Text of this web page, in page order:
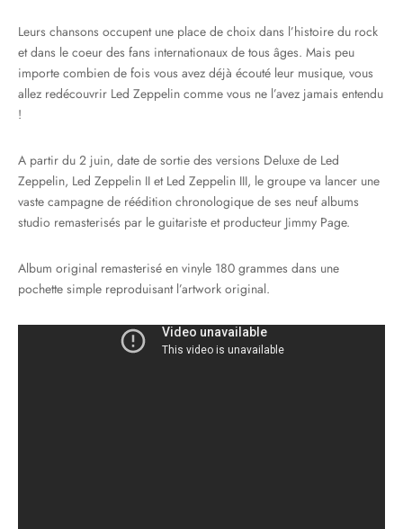
Leurs chansons occupent une place de choix dans l’histoire du rock
et dans le coeur des fans internationaux de tous âges. Mais peu
importe combien de fois vous avez déjà écouté leur musique, vous
allez redécouvrir Led Zeppelin comme vous ne l’avez jamais entendu
!
A partir du 2 juin, date de sortie des versions Deluxe de Led
Zeppelin, Led Zeppelin II et Led Zeppelin III, le groupe va lancer une
vaste campagne de réédition chronologique de ses neuf albums
studio remasterisés par le guitariste et producteur Jimmy Page.
Album original remasterisé en vinyle 180 grammes dans une
pochette simple reproduisant l’artwork original.